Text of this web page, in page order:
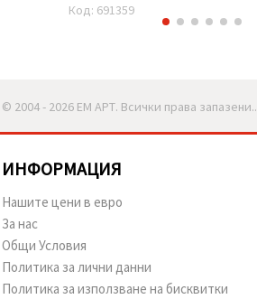
Код: 691359
© 2004 - 2026 ЕМ АРТ. Всички права запазени..
ИНФОРМАЦИЯ
Нашите цени в евро
За нас
Общи Условия
Политика за лични данни
Политика за използване на бисквитки